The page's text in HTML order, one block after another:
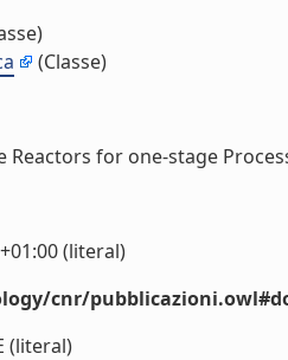
(Classe)
Reactors for one-stage
(literal)
cnr/
(literal)